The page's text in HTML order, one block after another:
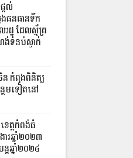
តល់
ងធនធានទឹក
ដ្ឋ ដែលស្ម័គ្រ
ង់ទំនប់ស្ទាក់
កំពុងពិនិត្យ
ែមទៀតនៅ
េត្តកំពង់ធំ
រឆ្នាំ២០២៣
ឆ្នាំ២០២៤